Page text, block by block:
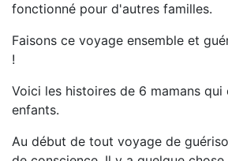
fonctionné pour d'autres familles.
Faisons ce voyage ensemble et
!
Voici les histoires de 6 mamans qui
enfants.
Au début de tout voyage de